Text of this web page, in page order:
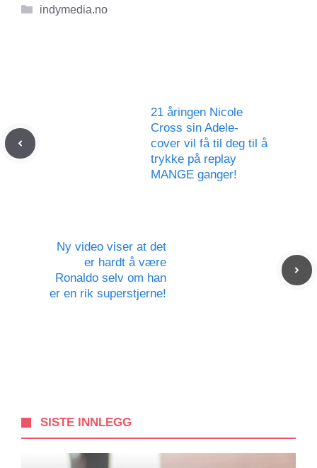
Kategorier
indymedia.no
21 åringen Nicole
Cross sin Adele-
cover vil få til deg til å
trykke på replay
MANGE ganger!
Ny video viser at det
er hardt å være
Ronaldo selv om han
er en rik superstjerne!
SISTE INNLEGG